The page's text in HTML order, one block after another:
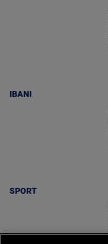
IBANI
SPORT